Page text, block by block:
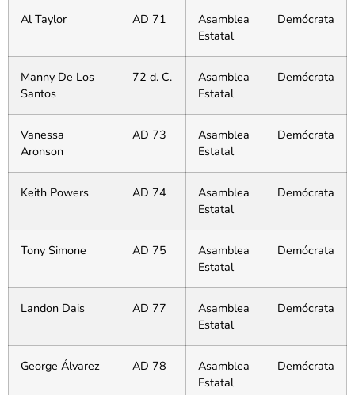
Al Taylor AD 71
Asamblea
Estatal
Demócrata
Manny De Los
Santos
72 d. C.
Asamblea
Estatal
Demócrata
Vanessa
Aronson
AD 73
Asamblea
Estatal
Demócrata
Keith Powers AD 74
Asamblea
Estatal
Demócrata
Tony Simone AD 75
Asamblea
Estatal
Demócrata
Landon Dais AD 77
Asamblea
Estatal
Demócrata
George Álvarez AD 78
Asamblea
Estatal
Demócrata